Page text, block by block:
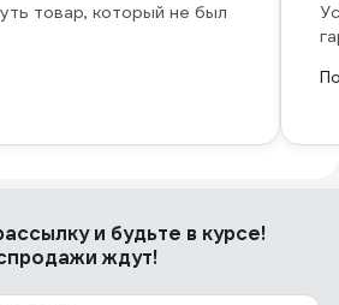
товар, который не был
и будьте в курсе!
ждут!